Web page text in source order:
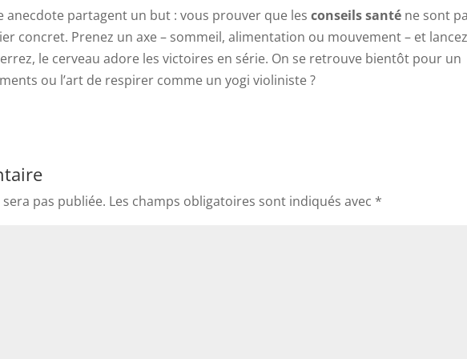
anecdote partagent un but : vous prouver que lesconseils santé ne sont
concret. Prenez un axe – sommeil, alimentation ou mouvement – et
le cerveau adore les victoires en série. On se retrouve bientôt pour un
ou l’art de respirer comme un yogi violiniste ?
pas publiée. Les champs obligatoires sont indiqués avec *